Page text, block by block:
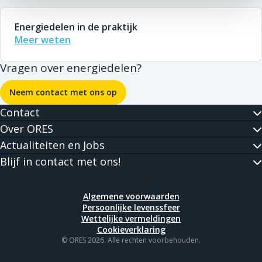
Energiedelen in de praktijk
Meer weten
Vragen over energiedelen?
Neem contact met ons op
Contact
Over ORES
Actualiteiten en Jobs
Blijf in contact met ons!
Algemene voorwaarden
Persoonlijke levenssfeer
Wettelijke vermeldingen
Cookieverklaring
© ORES 2026. Alle rechten voorbehouden.